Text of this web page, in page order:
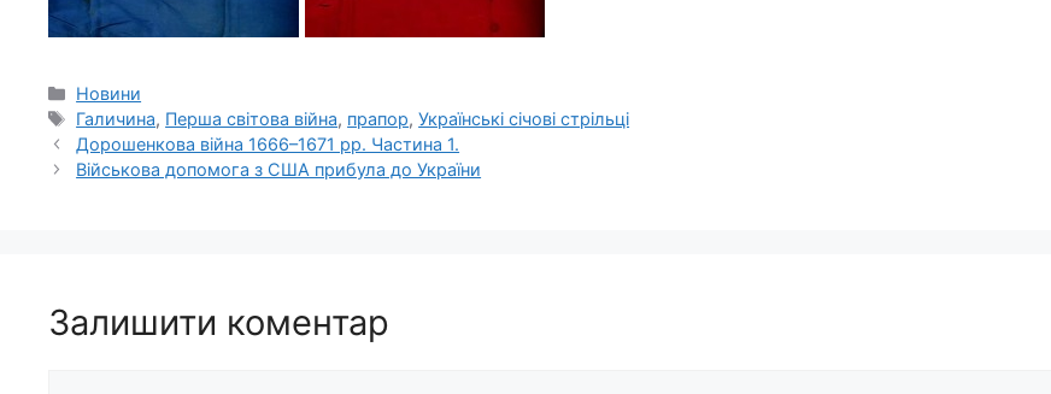
Категорії
Новини
Позначки
Галичина, Перша світова війна, прапор,Українські січові стрільці
Дорошенкова війна 1666–1671 рр. Частина 1.
Військова допомога з США прибула до України
Залишити коментар